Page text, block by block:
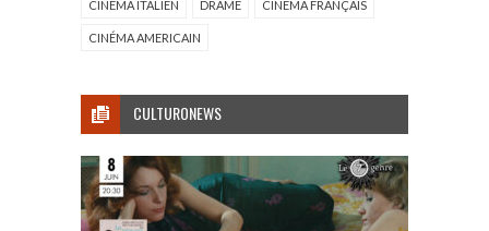
CINÉMA ITALIEN DRAME CINÉMA FRANÇAIS
CINÉMA AMERICAIN
CULTURONEWS